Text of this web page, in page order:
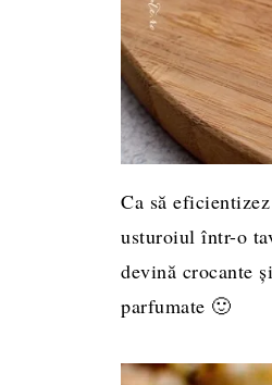
Ca să
usturoiul într-o
devină crocante
parfumate 🙂